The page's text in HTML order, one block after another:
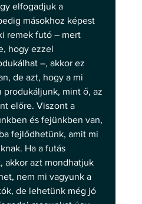
elfogadjuk a
másokhoz képest
remek futó – mert
hogy ezzel
–, akkor ez
de azt, hogy a mi
produkáljunk, mint ő, az
előre. Viszont a
és fejünkben van,
fejlődhetünk, amit mi
Ha a futás
akkor azt mondhatjuk
nem mi vagyunk a
de lehetünk még jó